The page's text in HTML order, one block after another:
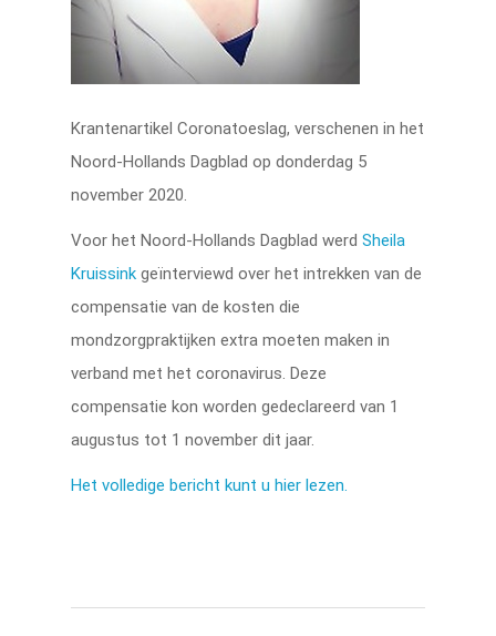
Krantenartikel Coronatoeslag, verschenen in het
Noord-Hollands Dagblad op donderdag 5
november 2020.
Voor het Noord-Hollands Dagblad werdSheila
Kruissink geïnterviewd over het intrekken van de
compensatie van de kosten die
mondzorgpraktijken extra moeten maken in
verband met het coronavirus. Deze
compensatie kon worden gedeclareerd van 1
augustus tot 1 november dit jaar.
Het volledige bericht kunt u hier lezen.